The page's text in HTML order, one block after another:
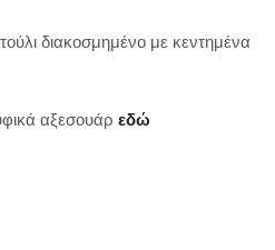
διακοσμημένο με κεντημένα
αξεσουάρ εδώ